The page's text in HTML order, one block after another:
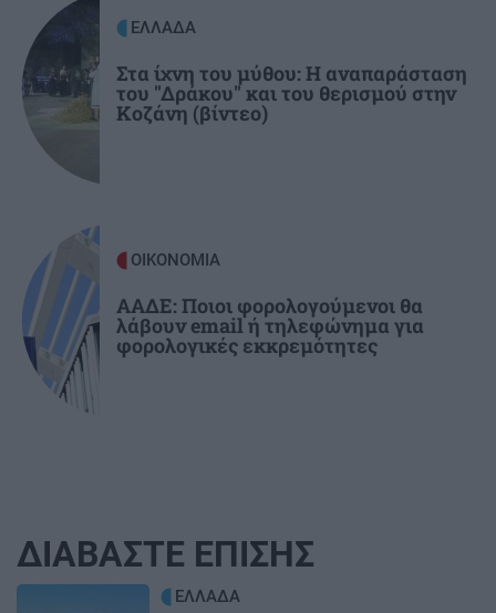
ΚΡΗΤΗ
Το ΚΚΕ για ΒΟΑΚ και Καστέλι: Υπουργικές
φιέστες στα εργοτάξια, μακριά από τις
ΕΛΛΑΔΑ
Στα ίχνη του μύθου: Η αναπαράσταση
του "Δράκου" και του θερισμού στην
Κοζάνη (βίντεο)
ΟΙΚΟΝΟΜΙΑ
ΑΑΔΕ: Ποιοι φορολογούμενοι θα
λάβουν email ή τηλεφώνημα για
φορολογικές εκκρεμότητες
ΔΙΑΒΑΣΤΕ ΕΠΙΣΗΣ
ΕΛΛΑΔΑ